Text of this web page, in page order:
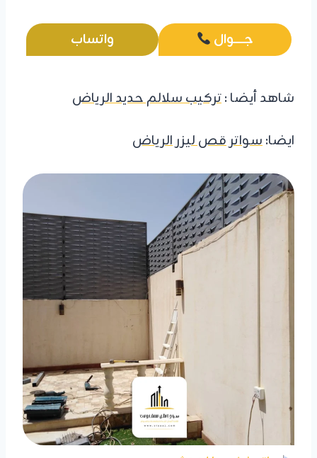
جـــــــوال واتساب
شاهد أيضا :تركيب سلالم حديد الرياض
ايضا:سواتر قص ليزر الرياض